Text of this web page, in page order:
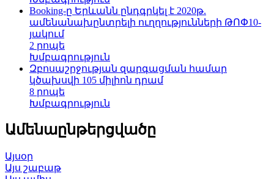
Booking-ը Երևանն ընդգրկել է 2020թ.
ամենանախընտրելի ուղղությունների ԹՈՓ10-
յակում
2 րոպե
Խմբագրություն
Զբոսաշրջության զարգացման համար
կծախսվի 105 միլիոն դրամ
8 րոպե
Խմբագրություն
Ամենաընթերցվածը
Այսօր
Այս շաբաթ